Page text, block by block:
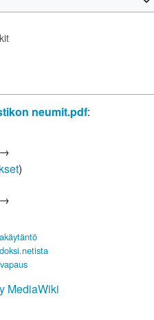
neumit.pdf:
)
MediaWiki